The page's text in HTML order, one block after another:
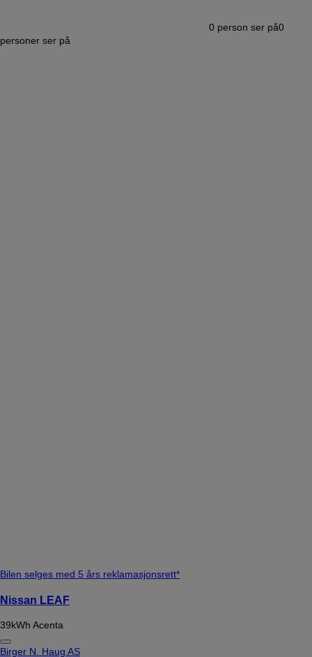
0 person ser på0
personer ser på
Bilen selges med 5 års reklamasjonsrett*
Nissan LEAF
39kWh Acenta
Birger N. Haug AS